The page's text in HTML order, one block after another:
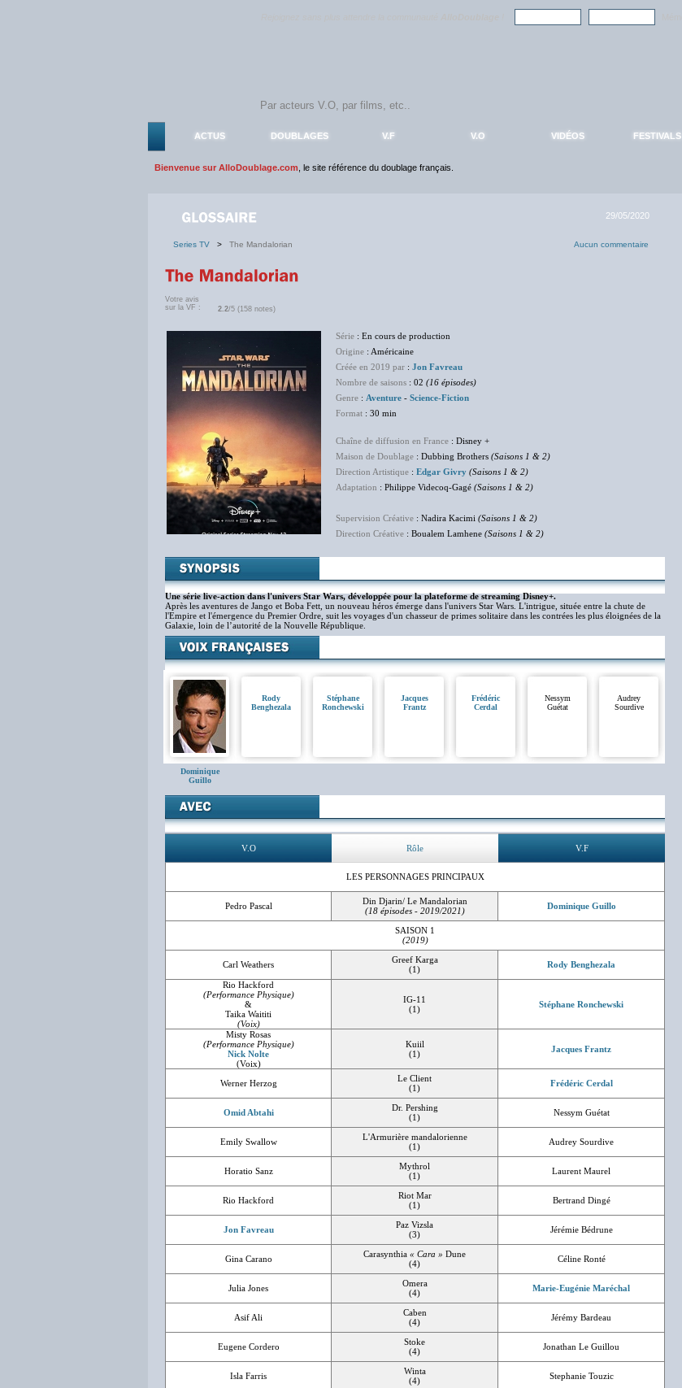
ACTUS DOUBLAGES V.F V.O VIDÉOS FESTIVALS
Bienvenue sur AlloDoublage.com , le site référence du doublage français.
29/05/2020
Series TV > The Mandalorian Aucun commentaire
Votre avis
sur la VF :
2.2/5 (158 notes)
Série : En cours de production
Origine : Américaine
Créée en 2019 par : Jon Favreau
Nombre de saisons : 02 (16 épisodes)
Genre : Aventure - Science-Fiction
Format : 30 min
Chaîne de diffusion en France : Disney +
Maison de Doublage : Dubbing Brothers (Saisons 1 & 2)
Direction Artistique : Edgar Givry (Saisons 1 & 2)
Adaptation : Philippe Videcoq-Gagé (Saisons 1 & 2)
Supervision Créative : Nadira Kacimi (Saisons 1 & 2)
Direction Créative : Boualem Lamhene (Saisons 1 & 2)
Une série live-action dans l'univers Star Wars, développée pour la plateforme de streaming Disney+.
Après les aventures de Jango et Boba Fett, un nouveau héros émerge dans l'univers Star Wars. L'intrigue, située entre la chute de
l'Empire et l'émergence du Premier Ordre, suit les voyages d'un chasseur de primes solitaire dans les contrées les plus éloignées de la
Galaxie, loin de l’autorité de la Nouvelle République.
Dominique
Guillo
Rody
Benghezala
Stéphane
Ronchewski
Jacques
Frantz
Frédéric
Cerdal
Nessym
Guétat
Audrey
Sourdive
V.O Rôle V.F
LES PERSONNAGES PRINCIPAUX
Pedro Pascal
Din Djarin/ Le Mandalorian
(18 épisodes - 2019/2021)
Dominique Guillo
SAISON 1
(2019)
Carl Weathers
Greef Karga
(1)
Rody Benghezala
Rio Hackford
(Performance Physique)
&
Taika Waititi
(Voix)
IG-11
(1)
Stéphane Ronchewski
Misty Rosas
(Performance Physique)
Nick Nolte
(Voix)
Kuiil
(1)
Jacques Frantz
Werner Herzog
Le Client
(1)
Frédéric Cerdal
Omid Abtahi
Dr. Pershing
(1)
Nessym Guétat
Emily Swallow
L'Armurière mandalorienne
(1)
Audrey Sourdive
Horatio Sanz
Mythrol
(1)
Laurent Maurel
Rio Hackford
Riot Mar
(1)
Bertrand Dingé
Jon Favreau
Paz Vizsla
(3)
Jérémie Bédrune
Gina Carano Carasynthia « Cara » Dune
(4)
Céline Ronté
Julia Jones
Omera
(4)
Marie-Eugénie Maréchal
Asif Ali
Caben
(4)
Jérémy Bardeau
Eugene Cordero
Stoke
(4)
Jonathan Le Guillou
Isla Farris
Winta
(4)
Stephanie Touzic